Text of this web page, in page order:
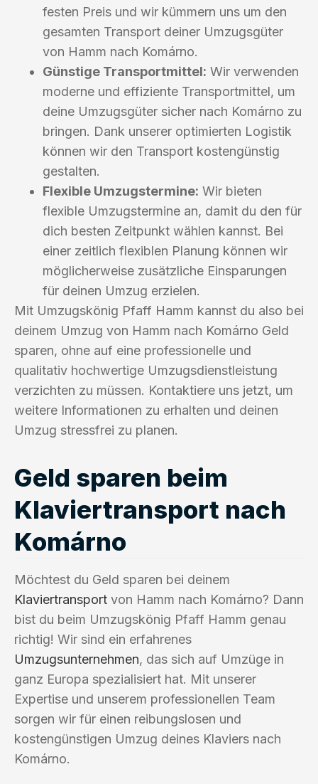
festen Preis und wir kümmern uns um den
gesamten Transport deiner Umzugsgüter
von Hamm nach Komárno.
Günstige Transportmittel: Wir verwenden
moderne und effiziente Transportmittel, um
deine Umzugsgüter sicher nach Komárno zu
bringen. Dank unserer optimierten Logistik
können wir den Transport kostengünstig
gestalten.
Flexible Umzugstermine: Wir bieten
flexible Umzugstermine an, damit du den für
dich besten Zeitpunkt wählen kannst. Bei
einer zeitlich flexiblen Planung können wir
möglicherweise zusätzliche Einsparungen
für deinen Umzug erzielen.
Mit Umzugskönig Pfaff Hamm kannst du also bei
deinem Umzug von Hamm nach Komárno Geld
sparen, ohne auf eine professionelle und
qualitativ hochwertige Umzugsdienstleistung
verzichten zu müssen. Kontaktiere uns jetzt, um
weitere Informationen zu erhalten und deinen
Umzug stressfrei zu planen.
Geld sparen beim
Klaviertransport nach
Komárno
Möchtest du Geld sparen bei deinem
Klaviertransport von Hamm nach Komárno? Dann
bist du beim Umzugskönig Pfaff Hamm genau
richtig! Wir sind ein erfahrenes
Umzugsunternehmen, das sich auf Umzüge in
ganz Europa spezialisiert hat. Mit unserer
Expertise und unserem professionellen Team
sorgen wir für einen reibungslosen und
kostengünstigen Umzug deines Klaviers nach
Komárno.